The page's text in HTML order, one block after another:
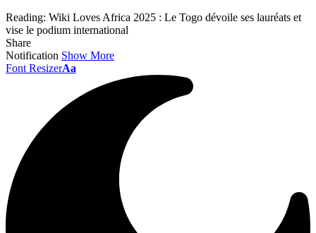
Reading: Wiki Loves Africa 2025 : Le Togo dévoile ses lauréats et
vise le podium international
Share
Notification Show More
Font ResizerAa